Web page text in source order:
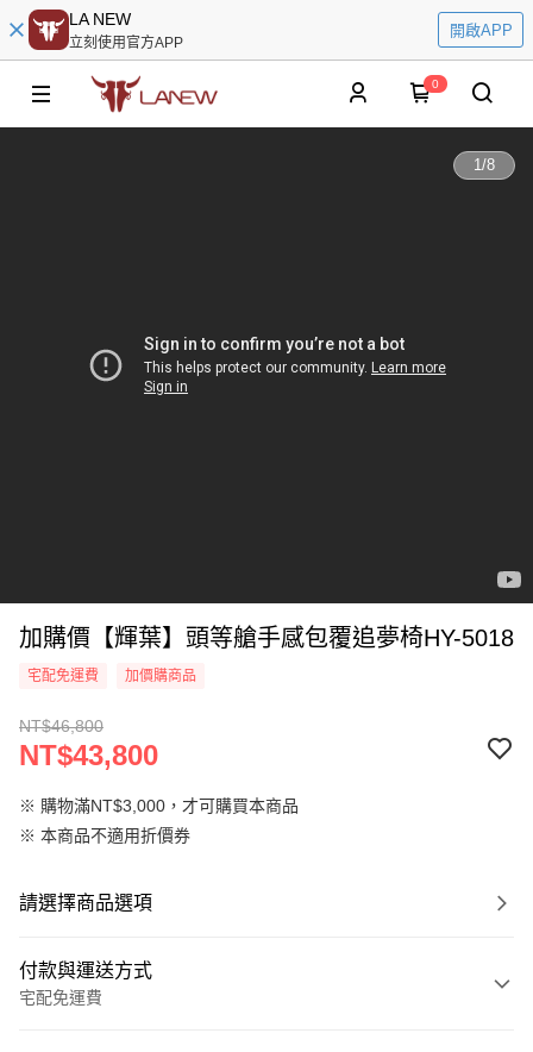
LA NEW
立刻使用官方APP
開啟APP
0
1/8
加購價【輝葉】頭等艙手感包覆追夢椅HY-5018
宅配免運費 加價購商品
NT$46,800
NT$43,800
※ 購物滿NT$3,000，才可購買本商品
※ 本商品不適用折價券
請選擇商品選項
付款與運送方式
宅配免運費